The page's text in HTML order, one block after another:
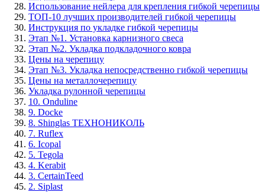
Использование нейлера для крепления гибкой черепицы
ТОП-10 лучших производителей гибкой черепицы
Инструкция по укладке гибкой черепицы
Этап №1. Установка карнизного свеса
Этап №2. Укладка подкладочного ковра
Цены на черепицу
Этап №3. Укладка непосредственно гибкой черепицы
Цены на металлочерепицу
Укладка рулонной черепицы
10. Onduline
9. Docke
8. Shinglas ТЕХНОНИКОЛЬ
7. Ruflex
6. Icopal
5. Tegola
4. Kerabit
3. CertainTeed
2. Siplast